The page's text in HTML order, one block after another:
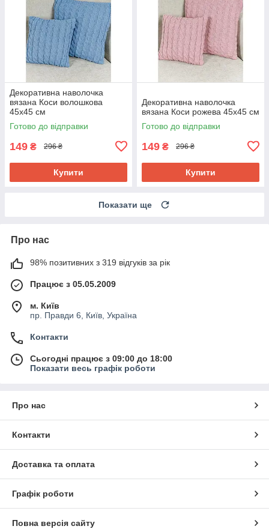
Декоративна наволочка
вязана Коси волошкова
45х45 см
Готово до відправки
149 ₴ 296 ₴
Купити
Декоративна наволочка
вязана Коси рожева 45х45 см
Готово до відправки
149 ₴ 296 ₴
Купити
Показати ще
Про нас
98% позитивних з 319 відгуків за рік
Працює з 05.05.2009
м. Київ
пр. Правди 6, Київ, Україна
Контакти
Сьогодні працює з 09:00 до 18:00
Показати весь графік роботи
Про нас
Контакти
Доставка та оплата
Графік роботи
Повна версія сайту